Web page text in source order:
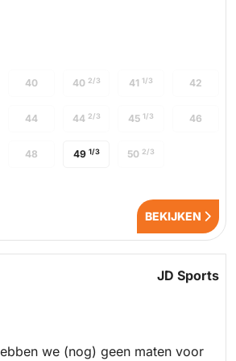
JD Sports
we (nog) geen maten voor
49 1/3
40 40 2/3 41 1/3 42
44 44 2/3 45 1/3 46
48 50 2/3
BEKIJKEN